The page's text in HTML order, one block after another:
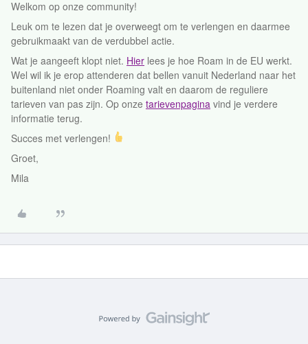
Welkom op onze community!
Leuk om te lezen dat je overweegt om te verlengen en daarmee
gebruikmaakt van de verdubbel actie.
Wat je aangeeft klopt niet. Hier lees je hoe Roam in de EU werkt.
Wel wil ik je erop attenderen dat bellen vanuit Nederland naar het
buitenland niet onder Roaming valt en daarom de reguliere
tarieven van pas zijn. Op onze tarievenpagina vind je verdere
informatie terug.
Succes met verlengen!
Groet,
Mila